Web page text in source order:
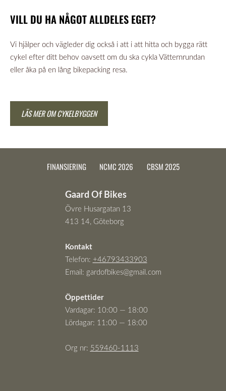
VILL DU HA NÅGOT ALLDELES EGET?
Vi hjälper och vägleder dig också i att i att hitta och bygga rätt
cykel efter ditt behov oavsett om du ska cykla Vätternrundan
eller åka på en lång bikepacking resa.
LÄS MER OM CYKELBYGGEN
FINANSIERING NCMC 2026 CBSM 2025
Gaard Of Bikes
Övre Husargatan 13
413 14, Göteborg
Kontakt
Telefon: +46793433903
Email: gardofbikes@gmail.com
Öppettider
Vardagar: 10:00 — 18:00
Lördagar: 11:00 — 18:00
Org nr: 559460-1113